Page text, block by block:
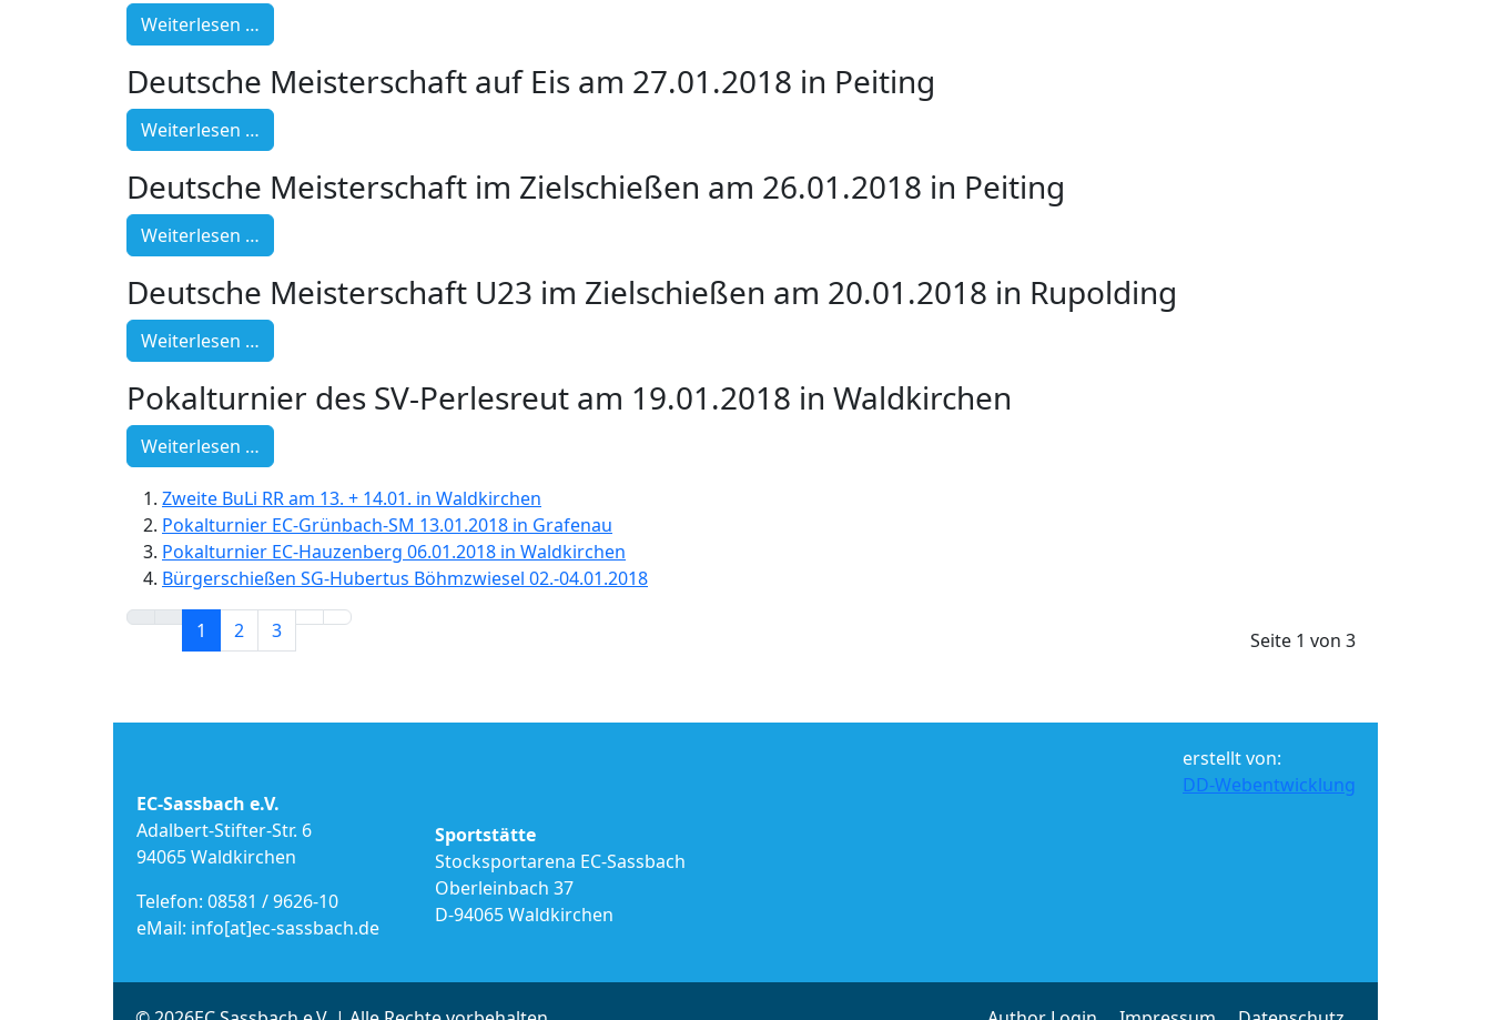
Weiterlesen …
Deutsche Meisterschaft auf Eis am 27.01.2018 in Peiting
Weiterlesen …
Deutsche Meisterschaft im Zielschießen am 26.01.2018 in Peiting
Weiterlesen …
Deutsche Meisterschaft U23 im Zielschießen am 20.01.2018 in Rupolding
Weiterlesen …
Pokalturnier des SV-Perlesreut am 19.01.2018 in Waldkirchen
Weiterlesen …
Zweite BuLi RR am 13. + 14.01. in Waldkirchen
Pokalturnier EC-Grünbach-SM 13.01.2018 in Grafenau
Pokalturnier EC-Hauzenberg 06.01.2018 in Waldkirchen
Bürgerschießen SG-Hubertus Böhmzwiesel 02.-04.01.2018
Seite 1 von 3
1 2 3
EC-Sassbach e.V.
Adalbert-Stifter-Str. 6
94065 Waldkirchen
Telefon: 08581 / 9626-10
eMail: info[at]ec-sassbach.de
Sportstätte
Stocksportarena EC-Sassbach
Oberleinbach 37
D-94065 Waldkirchen
erstellt von:
DD-Webentwicklung